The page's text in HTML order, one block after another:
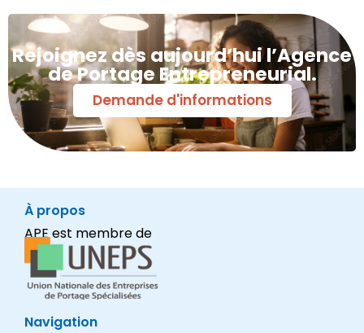
Rejoignez dès aujourd’hui l’Agence
de Portage Entrepreneurial.
Demande d'informations
À propos
APE est membre de
Navigation